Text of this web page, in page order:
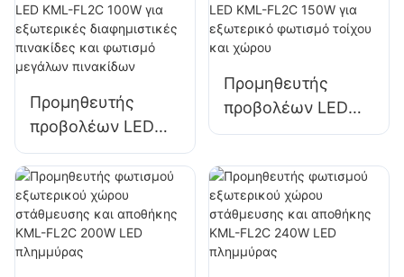
έκτακτης ανάγκης
και βοήθειας σε
καταστροφές
διαφημιστικές
πινακίδες και
πινακίδων
Προμηθευτής
προβολέων LED
KML-FL2C 100W
για εξωτερικές
διαφημιστικές
πινακίδες και
φωτισμό μεγάλων
Προμηθευτής
προβολέων LED
KML-FL2C 150W
φωτισμό τοίχου
και χώρου